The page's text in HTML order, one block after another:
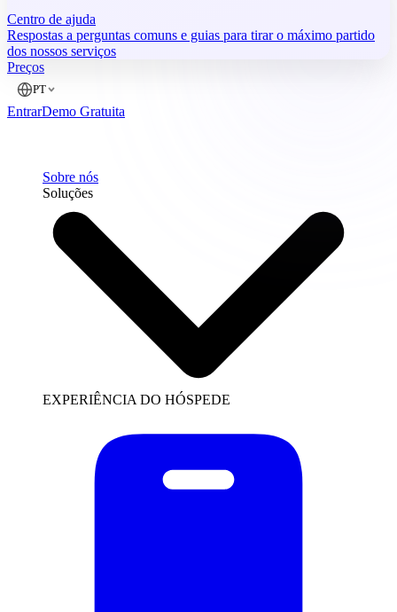
Centro de ajuda
Respostas a perguntas comuns e guias para tirar o máximo partido
dos nossos serviços
Preços
PT
EntrarDemo Gratuita
Sobre nós
Soluções
EXPERIÊNCIA DO HÓSPEDE